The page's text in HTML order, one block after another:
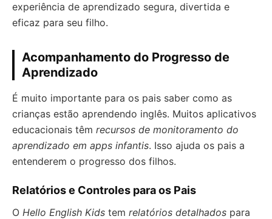
experiência de aprendizado segura, divertida e
eficaz para seu filho.
Acompanhamento do Progresso de
Aprendizado
É muito importante para os pais saber como as
crianças estão aprendendo inglês. Muitos aplicativos
educacionais têm recursos de monitoramento do
aprendizado em apps infantis. Isso ajuda os pais a
entenderem o progresso dos filhos.
Relatórios e Controles para os Pais
O Hello English Kids tem relatórios detalhados para